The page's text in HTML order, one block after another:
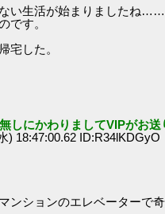
い生活が始まりましたね……
です。
宅した。
しにかわりましてVIPがお送
) 18:47:00.62 ID:R34lKDGyO
ンションのエレベーターで